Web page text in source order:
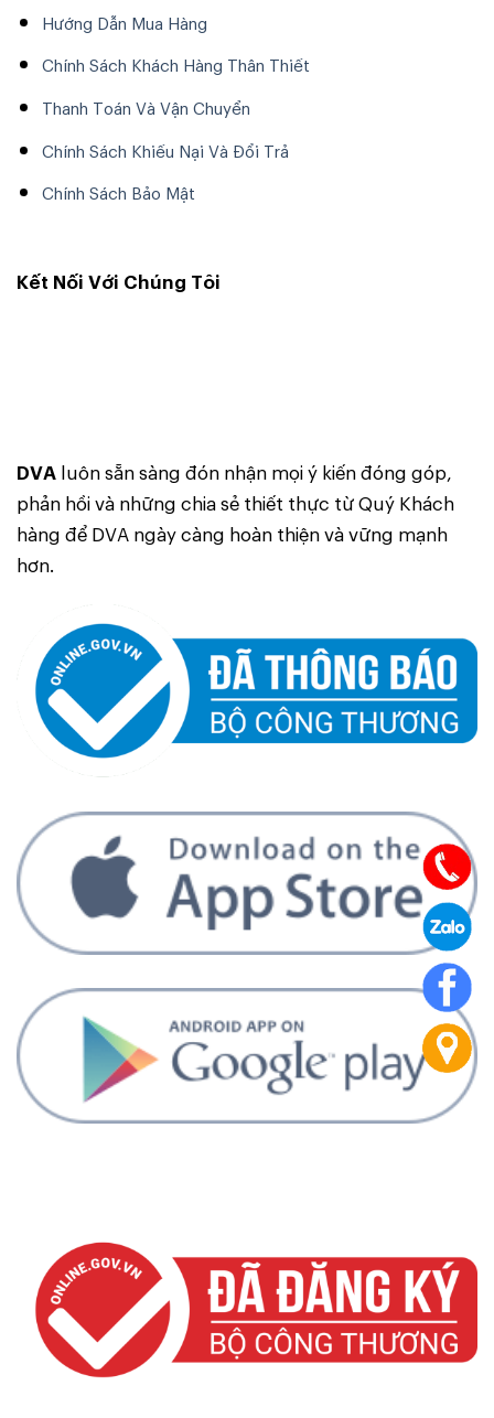
Hướng Dẫn Mua Hàng
Chính Sách Khách Hàng Thân Thiết
Thanh Toán Và Vận Chuyển
Chính Sách Khiếu Nại Và Đổi Trả
Chính Sách Bảo Mật
Kết Nối Với Chúng Tôi
DVA luôn sẵn sàng đón nhận mọi ý kiến đóng góp,
phản hồi và những chia sẻ thiết thực từ Quý Khách
hàng để DVA ngày càng hoàn thiện và vững mạnh
hơn.